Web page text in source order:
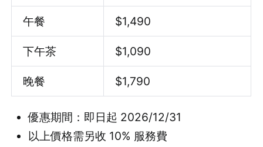
午餐 $1,490
下午茶 $1,090
晚餐 $1,790
優惠期間：即日起 2026/12/31
以上價格需另收 10% 服務費